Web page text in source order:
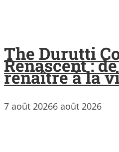
The Durutti
Renascent :
renaître à la
7 août 20266 août 2026